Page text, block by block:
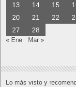
13
14 15
20
21 22
27
28
« Ene Mar »
Lo más visto y